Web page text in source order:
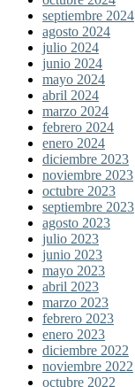
septiembre 2024
agosto 2024
julio 2024
junio 2024
mayo 2024
abril 2024
marzo 2024
febrero 2024
enero 2024
diciembre 2023
noviembre 2023
octubre 2023
septiembre 2023
agosto 2023
julio 2023
junio 2023
mayo 2023
abril 2023
marzo 2023
febrero 2023
enero 2023
diciembre 2022
noviembre 2022
octubre 2022